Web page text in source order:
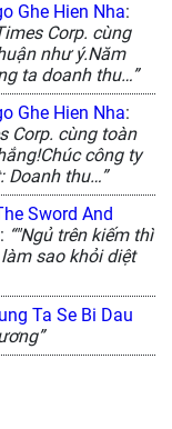
Ghe Hien Nha:
Corp. cùng
như ý.Năm
ta doanh thu…”
Ghe Hien Nha:
Corp. cùng toàn
công ty
Doanh thu…”
Sword And
: “"Ngủ trên kiếm thì
sao khỏi diệt
Ta Se Bi Dau